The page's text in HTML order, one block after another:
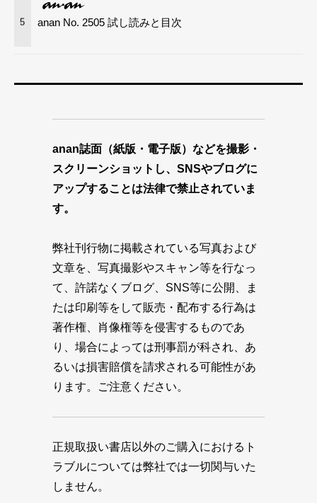
5 anan No. 2505 試し読みと目次
anan誌面（紙版・電子版）などを撮影・
スクリーンショットし、SNSやブログに
アップすることは法律で禁止されていま
す。
弊社刊行物に掲載されている写真および
文章を、写真撮影やスキャン等を行なっ
て、許諾なくブログ、SNS等に公開、ま
たは印刷等をして販売・配布する行為は
著作権、肖像権等を侵害するものであ
り、場合によっては刑事罰が科され、あ
るいは損害賠償を請求される可能性があ
ります。ご注意ください。
正規取扱い書店以外のご購入におけるト
ラブルについては弊社では一切関与いた
しません。